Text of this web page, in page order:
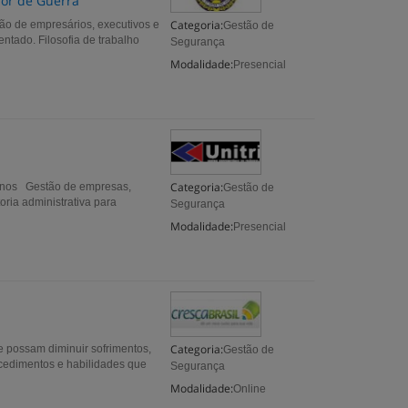
Categoria:Gestão de
Segurança
Modalidade: Presencial
de empresários, executivos e
Filosofia de trabalho
Categoria:Gestão de
Segurança
Modalidade: Presencial
Gestão de empresas,
administrativa para
Categoria:Gestão de
Segurança
Modalidade:Online
possam diminuir sofrimentos,
e habilidades que